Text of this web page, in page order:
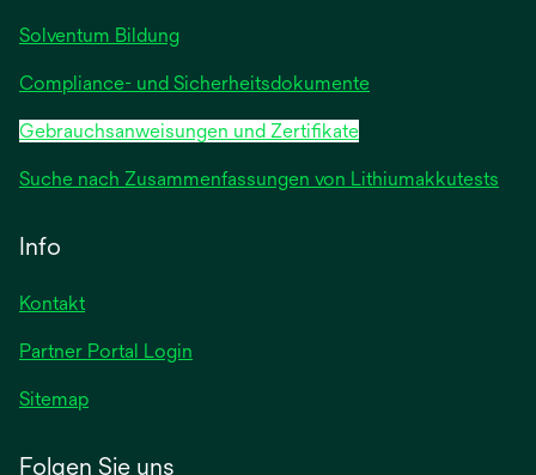
Solventum Bildung
Compliance- und Sicherheitsdokumente
Gebrauchsanweisungen und Zertifikate
Suche nach Zusammenfassungen von Lithiumakkutests
Info
Kontakt
Partner Portal Login
Sitemap
Folgen Sie uns